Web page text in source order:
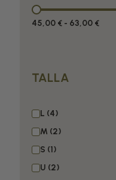
45,00 € - 63,00 €
TALLA
L
M
S
U